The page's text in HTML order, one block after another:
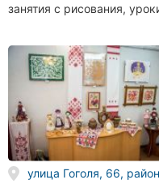
занятия с рисования,
улица Гоголя, 66,